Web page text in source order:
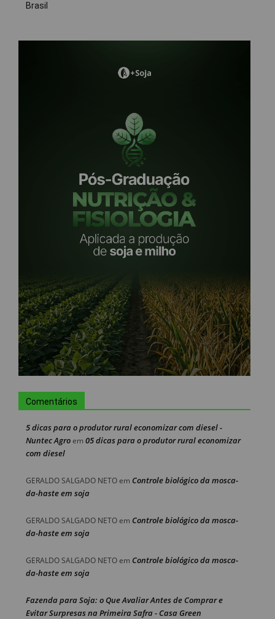
Brasil
Comentários
5 dicas para o produtor rural economizar com diesel -
Nuntec Agroem 05 dicas para o produtor rural economizar
com diesel
GERALDO SALGADO NETOem Controle biológico da mosca-
da-haste em soja
GERALDO SALGADO NETOem Controle biológico da mosca-
da-haste em soja
GERALDO SALGADO NETOem Controle biológico da mosca-
da-haste em soja
Fazenda para Soja: o Que Avaliar Antes de Comprar e
Evitar Surpresas na Primeira Safra - Casa Green